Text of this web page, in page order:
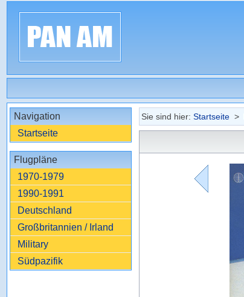
Navigation
Startseite
Flugpläne
1970-1979
1990-1991
Deutschland
Großbritannien / Irland
Military
Südpazifik
Sie sind hier: Startseite >